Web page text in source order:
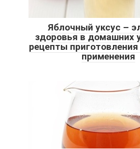
Яблочный уксус –
здоровья в домашних
рецепты
применения